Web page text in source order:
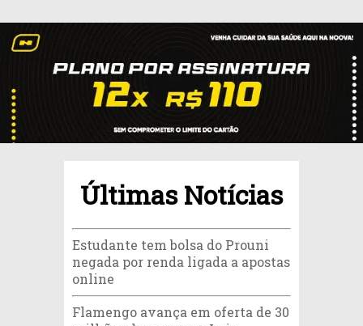
Últimas Notícias
Estudante tem bolsa do Prouni
negada por renda ligada a apostas
online
Flamengo avança em oferta de 30